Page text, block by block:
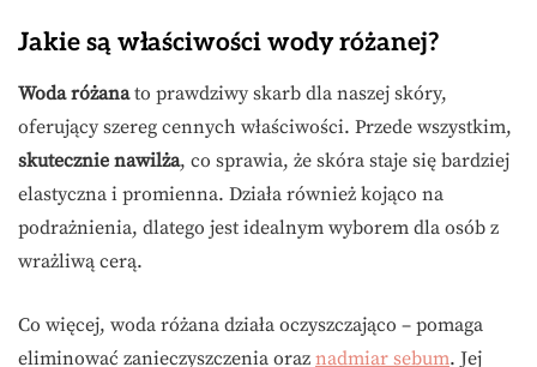
Jakie są właściwości wody różanej?
Woda różanato prawdziwy skarb dla naszej skóry,
oferujący szereg cennych właściwości. Przede wszystkim,
skutecznie nawilża, co sprawia, że skóra staje się bardziej
elastyczna i promienna. Działa również kojąco na
podrażnienia, dlatego jest idealnym wyborem dla osób z
wrażliwą cerą.
Co więcej, woda różana działa oczyszczająco – pomaga
eliminować zanieczyszczenia oraz nadmiar sebum. Jej